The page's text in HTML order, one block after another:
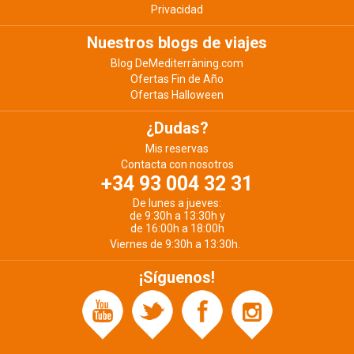
Privacidad
Nuestros blogs de viajes
Blog DeMediterràning.com
Ofertas Fin de Año
Ofertas Halloween
¿Dudas?
Mis reservas
Contacta con nosotros
+34 93 004 32 31
De lunes a jueves:
de 9:30h a 13:30h y
de 16:00h a 18:00h
Viernes de 9:30h a 13:30h.
¡Síguenos!